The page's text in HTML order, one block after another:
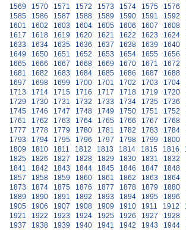
1569
1570 1571 1572 1573 1574 1575 1576
1585
1586 1587 1588 1589 1590 1591 1592
1601
1602 1603 1604 1605 1606 1607 1608
1617
1618 1619 1620 1621 1622 1623 1624
1633
1634 1635 1636 1637 1638 1639 1640
1649
1650 1651 1652 1653 1654 1655 1656
1665
1666 1667 1668 1669 1670 1671 1672
1681
1682 1683 1684 1685 1686 1687 1688
1697
1698 1699 1700 1701 1702 1703 1704
1713
1714 1715 1716 1717 1718 1719 1720
1729
1730 1731 1732 1733 1734 1735 1736
1745
1746 1747 1748 1749 1750 1751 1752
1761
1762 1763 1764 1765 1766 1767 1768
1777
1778 1779 1780 1781 1782 1783 1784
1793
1794 1795 1796 1797 1798 1799 1800
1809
1810 1811 1812 1813 1814 1815 1816
1825
1826 1827 1828 1829 1830 1831 1832
1841
1842 1843 1844 1845 1846 1847 1848
1857
1858 1859 1860 1861 1862 1863 1864
1873
1874 1875 1876 1877 1878 1879 1880
1889
1890 1891 1892 1893 1894 1895 1896
1905
1906 1907 1908 1909 1910 1911 1912
1921
1922 1923 1924 1925 1926 1927 1928
1937
1938 1939 1940 1941 1942 1943 1944